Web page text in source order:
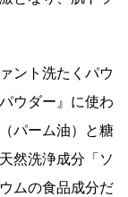
ント洗たくパウ
ウダー』に使わ
パーム油）と糖
然洗浄成分「ソ
ムの食品成分だ